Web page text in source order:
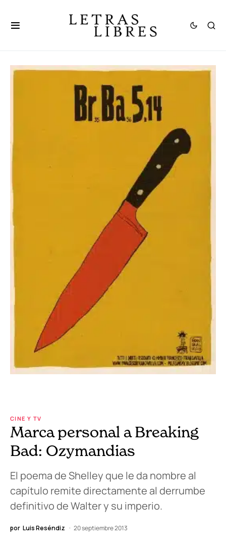
CINE Y TV
Marca personal a Breaking
Bad: Ozymandias
El poema de Shelley que le da nombre al
capítulo remite directamente al derrumbe
definitivo de Walter y su imperio.
por Luis Reséndiz 20 septiembre 2013